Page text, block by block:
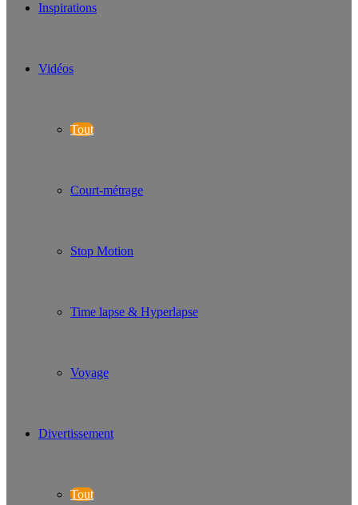
Inspirations
Vidéos
Tout
Court-métrage
Stop Motion
Time lapse & Hyperlapse
Voyage
Divertissement
Tout